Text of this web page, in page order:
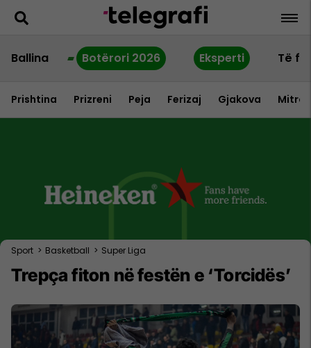
Ballina Botërori 2026 Eksperti Të
Prishtina Prizreni Peja Ferizaj Gjakova
Sport > Basketball > Super Liga
Trepça fiton në festën e ‘Torcidës’